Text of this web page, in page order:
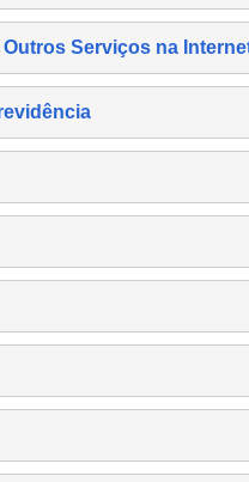
Serviços na